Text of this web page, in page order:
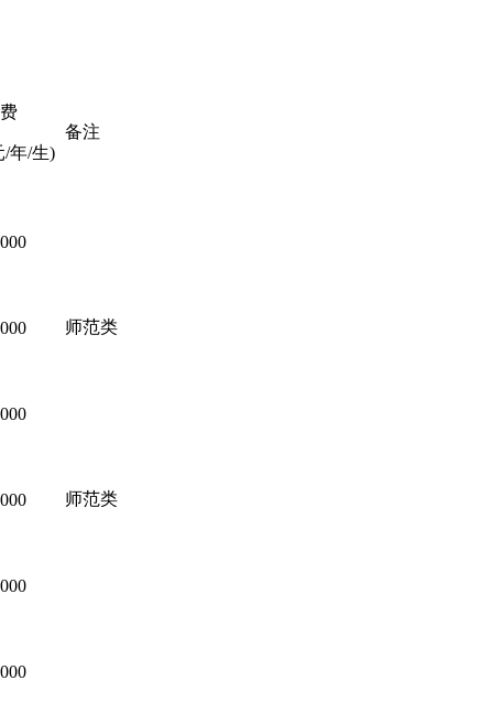
/年/生)
备注
师范类
师范类